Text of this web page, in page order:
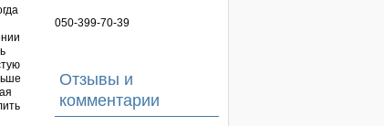
050-399-70-39
Отзывы и
комментарии